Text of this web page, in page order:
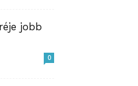
jobb
0